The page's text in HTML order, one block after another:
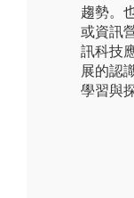
趨勢。
或資訊
訊科技
展的認
學習與